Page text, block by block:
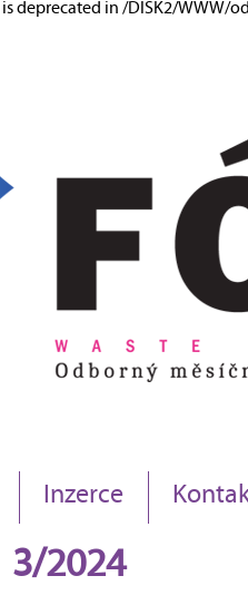
deprecated in /DISK2/
Inzerce
3/2024